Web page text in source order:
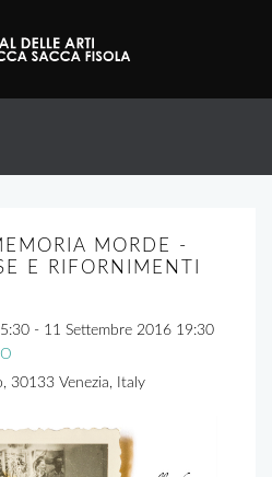
MORDE -
E RIFORNIMENTI
- 11 Settembre 2016 19:30
30133 Venezia, Italy